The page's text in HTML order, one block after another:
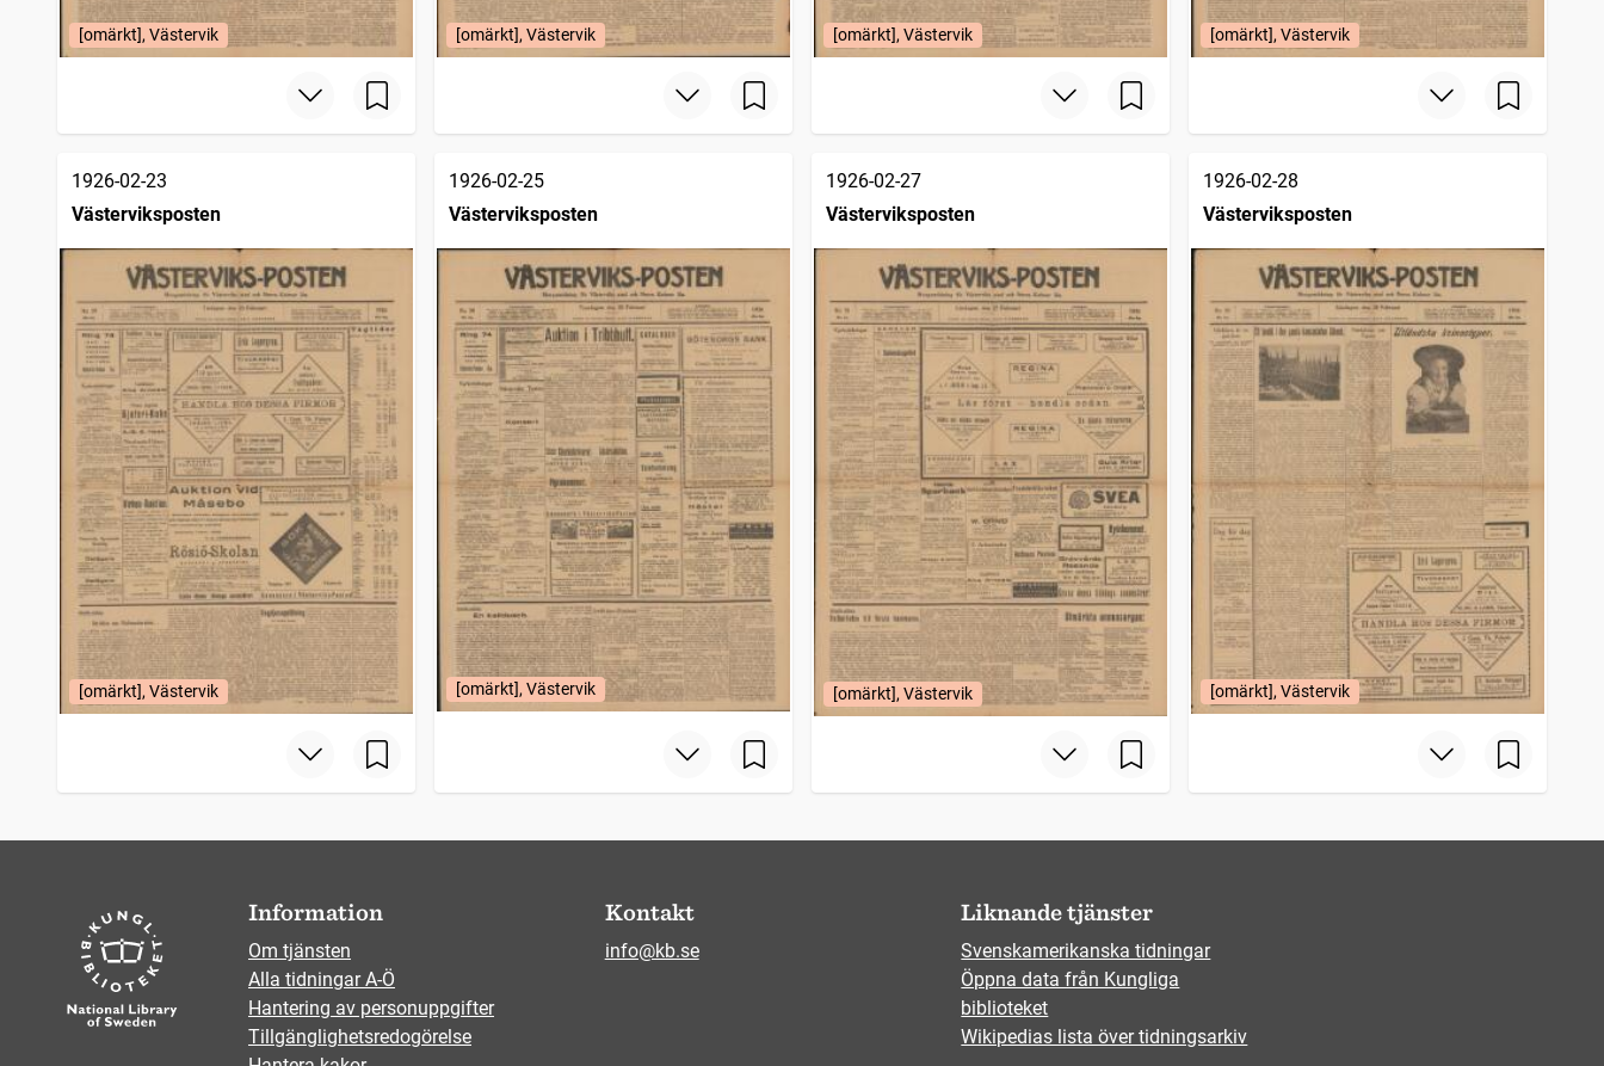
[omärkt], Västervik [omärkt], Västervik [omärkt], Västervik [omärkt], Västervik
1926-02-23
Västerviksposten
[omärkt], Västervik
1926-02-25
Västerviksposten
[omärkt], Västervik
1926-02-27
Västerviksposten
[omärkt], Västervik
1926-02-28
Västerviksposten
[omärkt], Västervik
Information
Om tjänsten
Alla tidningar A-Ö
Hantering av personuppgifter
Tillgänglighetsredogörelse
Kontakt
info@kb.se
Liknande tjänster
Svenskamerikanska tidningar
Öppna data från Kungliga
biblioteket
Wikipedias lista över tidningsarkiv